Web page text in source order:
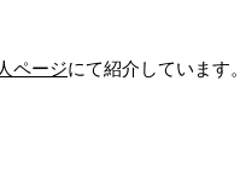
ページにて紹介しています。